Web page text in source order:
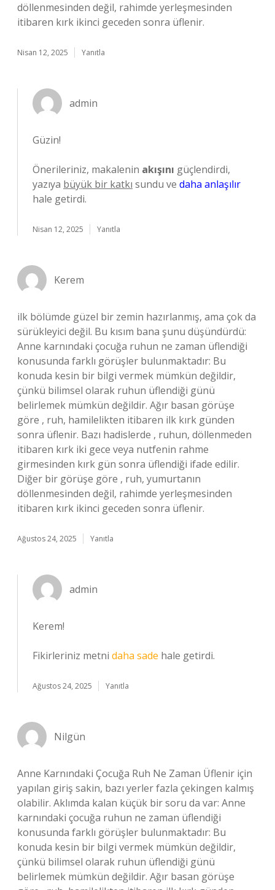
döllenmesinden değil, rahimde yerleşmesinden
itibaren kırk ikinci geceden sonra üflenir.
Nisan 12, 2025 Yanıtla
admin
Güzin!
Önerileriniz, makalenin akışını güçlendirdi,
yazıya büyük bir katkı sundu ve daha anlaşılır
hale getirdi.
Nisan 12, 2025 Yanıtla
Kerem
ilk bölümde güzel bir zemin hazırlanmış, ama çok da
sürükleyici değil. Bu kısım bana şunu düşündürdü:
Anne karnındaki çocuğa ruhun ne zaman üflendiği
konusunda farklı görüşler bulunmaktadır: Bu
konuda kesin bir bilgi vermek mümkün değildir,
çünkü bilimsel olarak ruhun üflendiği günü
belirlemek mümkün değildir. Ağır basan görüşe
göre , ruh, hamilelikten itibaren ilk kırk günden
sonra üflenir. Bazı hadislerde , ruhun, döllenmeden
itibaren kırk iki gece veya nutfenin rahme
girmesinden kırk gün sonra üflendiği ifade edilir.
Diğer bir görüşe göre , ruh, yumurtanın
döllenmesinden değil, rahimde yerleşmesinden
itibaren kırk ikinci geceden sonra üflenir.
Ağustos 24, 2025 Yanıtla
admin
Kerem!
Fikirleriniz metni daha sade hale getirdi.
Ağustos 24, 2025 Yanıtla
Nilgün
Anne Karnındaki Çocuğa Ruh Ne Zaman Üflenir için
yapılan giriş sakin, bazı yerler fazla çekingen kalmış
olabilir. Aklımda kalan küçük bir soru da var: Anne
karnındaki çocuğa ruhun ne zaman üflendiği
konusunda farklı görüşler bulunmaktadır: Bu
konuda kesin bir bilgi vermek mümkün değildir,
çünkü bilimsel olarak ruhun üflendiği günü
belirlemek mümkün değildir. Ağır basan görüşe